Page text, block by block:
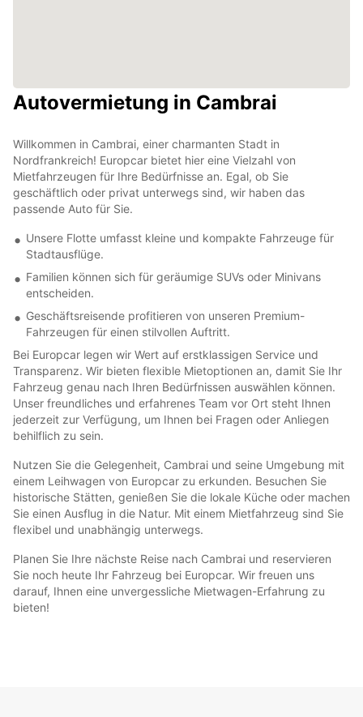
Autovermietung in Cambrai
Willkommen in Cambrai, einer charmanten Stadt in
Nordfrankreich! Europcar bietet hier eine Vielzahl von
Mietfahrzeugen für Ihre Bedürfnisse an. Egal, ob Sie
geschäftlich oder privat unterwegs sind, wir haben das
passende Auto für Sie.
Unsere Flotte umfasst kleine und kompakte Fahrzeuge für
Stadtausflüge.
Familien können sich für geräumige SUVs oder Minivans
entscheiden.
Geschäftsreisende profitieren von unseren Premium-
Fahrzeugen für einen stilvollen Auftritt.
Bei Europcar legen wir Wert auf erstklassigen Service und
Transparenz. Wir bieten flexible Mietoptionen an, damit Sie Ihr
Fahrzeug genau nach Ihren Bedürfnissen auswählen können.
Unser freundliches und erfahrenes Team vor Ort steht Ihnen
jederzeit zur Verfügung, um Ihnen bei Fragen oder Anliegen
behilflich zu sein.
Nutzen Sie die Gelegenheit, Cambrai und seine Umgebung mit
einem Leihwagen von Europcar zu erkunden. Besuchen Sie
historische Stätten, genießen Sie die lokale Küche oder machen
Sie einen Ausflug in die Natur. Mit einem Mietfahrzeug sind Sie
flexibel und unabhängig unterwegs.
Planen Sie Ihre nächste Reise nach Cambrai und reservieren
Sie noch heute Ihr Fahrzeug bei Europcar. Wir freuen uns
darauf, Ihnen eine unvergessliche Mietwagen-Erfahrung zu
bieten!